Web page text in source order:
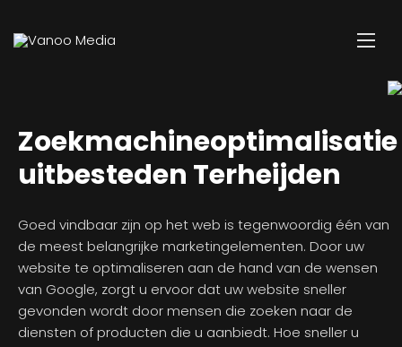
Zoekmachineoptimalisatie
uitbesteden Terheijden
Goed vindbaar zijn op het web is tegenwoordig één van
de meest belangrijke marketingelementen. Door uw
website te optimaliseren aan de hand van de wensen
van Google, zorgt u ervoor dat uw website sneller
gevonden wordt door mensen die zoeken naar de
diensten of producten die u aanbiedt. Hoe sneller u